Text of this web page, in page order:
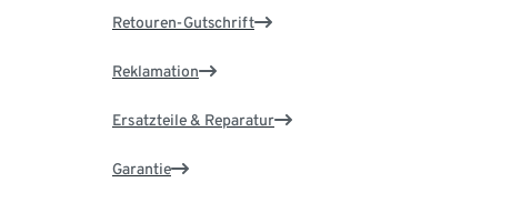
Retouren-Gutschrift
Reklamation
Ersatzteile & Reparatur
Garantie